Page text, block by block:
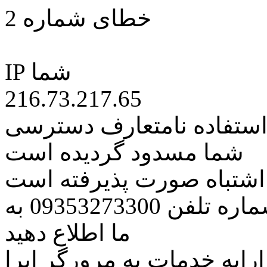
خطای شماره 2
IP شما
216.73.217.65
نامتعارف دسترسی
شما مسدود گردیده است
اشتباه صورت پذیرفته است
مراتب این مسئله را از طریق شماره تلفن 09353273300 به
ما اطلاع دهید
خدمات به مرورگر اپرا